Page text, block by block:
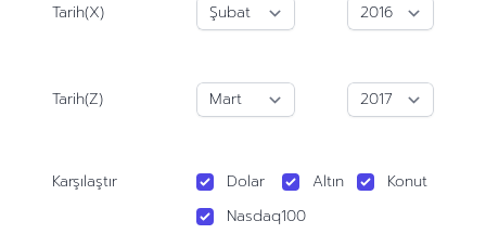
Tarih(X)
Tarih(Z)
Karşılaştır Dolar Altın
Konut
Nasdaq100